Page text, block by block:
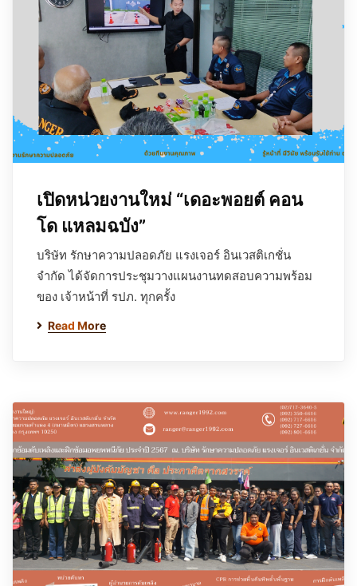
เปิดหน่วยงานใหม่ “เดอะพอยต์ คอน
โด แหลมฉบัง”
บริษัท รักษาความปลอดภัย แรงเจอร์ อินเวสติเกชั่น
จำกัด ได้จัดการประชุมวางแผนงานทดสอบความพร้อม
ของ เจ้าหน้าที่ รปภ. ทุกครั้ง
Read More